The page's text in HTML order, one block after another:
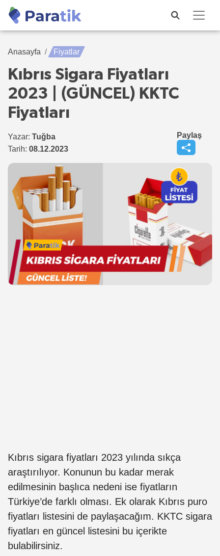
Anasayfa Fiyatlar
Kıbrıs Sigara Fiyatları
2023 | (GÜNCEL) KKTC
Fiyatları
Yazar: Tuğba
Tarih: 08.12.2023
Paylaş
Kıbrıs sigara fiyatları 2023 yılında sıkça
araştırılıyor. Konunun bu kadar merak
edilmesinin başlıca nedeni ise fiyatların
Türkiye’de farklı olması. Ek olarak Kıbrıs puro
fiyatları listesini de paylaşacağım. KKTC sigara
fiyatları en güncel listesini bu içerikte
bulabilirsiniz.